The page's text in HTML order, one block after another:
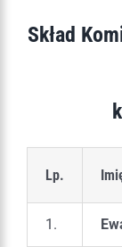
Skład
Lp.
1.